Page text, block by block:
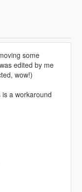
some
edited by me
wow!)
a workaround